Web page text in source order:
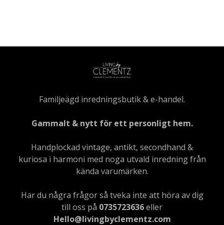
Familjeägd inredningsbutik & e-handel.
Gammalt & nytt för ett personligt hem.
Handplockad vintage, antikt, secondhand &
kuriosa i harmoni med noga utvald inredning från
kända varumärken.
Har du några frågor så tveka inte att höra av dig
till oss på 0735723636eller
Hello@livingbyclementz.com